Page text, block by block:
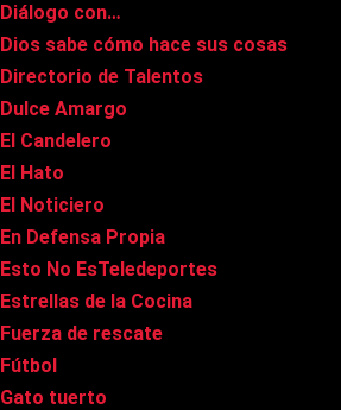
Diálogo con…
Dios sabe cómo hace sus cosas
Directorio de Talentos
Dulce Amargo
El Candelero
El Hato
El Noticiero
En Defensa Propia
Esto No EsTeledeportes
Estrellas de la Cocina
Fuerza de rescate
Fútbol
Gato tuerto